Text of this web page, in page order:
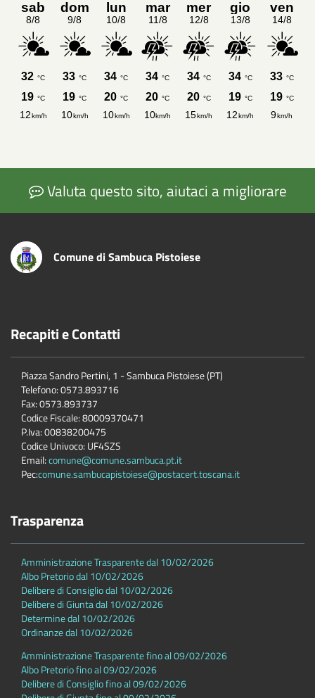
Valuta questo sito, aiutaci a migliorare
Comune di Sambuca Pistoiese
Recapiti e Contatti
Piazza Sandro Pertini, 1 - Sambuca Pistoiese (PT)
Telefono: 0573.893716
Fax: 0573.893737
Codice Fiscale: 80009370471
P.Iva: 00838200475
Codice Univoco: UF4SZS
Email:comune@comune.sambuca.pt.it
Pec:comune.sambucapistoiese@postacert.toscana.it
Trasparenza
Amministrazione Trasparente dal 10/02/2026
Albo Pretorio dal 10/02/2026
Delibere di Consiglio dal 10/02/2026
Delibere di Giunta dal 10/02/2026
Determine dal 10/02/2026
Ordinanze dal 10/02/2026
Amministrazione Trasparente fino al 09/02/2026
Albo Pretorio fino al 09/02/2026
Delibere di Consiglio fino al 09/02/2026